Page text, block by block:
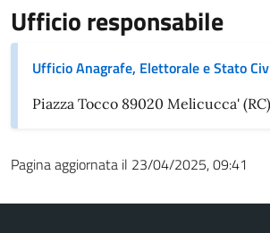
Ufficio responsabile
Ufficio Anagrafe, Elettorale e Stato
Piazza Tocco 89020 Melicucca' (RC)
Pagina aggiornata il 23/04/2025, 09:41